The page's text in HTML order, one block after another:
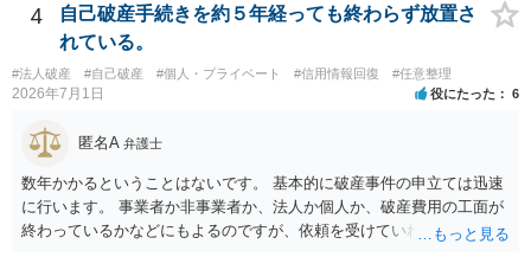
の滞納分を除き，借金を返済する必要がなくなる。 【②の回答】 ・個
人再生・破産ともに，信用情報に事故情報（いわゆるブラックリス
ト）として登録されますので，５年～１０年ほどは新たに借金をする
ことはできません。また，住宅や店舗を借りる際，保証会社の審査も
通らなくなるため，保証人を立てて契約する必要がある場合がありま
す。 ・ご家族名義の財産を処分する必要はありません。 ・個人再生・
破産ともに，返済が困難な状況に陥っている以上，事業継続は難しい
場合が多いです。もっとも，手続き終了後，新たに事業を行うことは
できます。 ・個人再生・破産ともに，裁判所で手続きを進める際に官
報に掲載されます。そのため，第三者に知られる可能性はゼロではあ
りませんが，官報をチェックしている人はほとんどいないと思われる
4
自己破産手続きを約５年経っても終わらず放置さ
れている。
#法人破産 #自己破産 #個人・プライベート #信用情報回復 #任意整理
2026年7月1日 役にたった 6
匿名A 弁護士
数年かかるということはないです。 基本的に破産事件の申立ては迅速
に行います。 事業者か非事業者か、法人か個人か、破産費用の工面が
終わっているかなどにもよるのですが、依頼を受けていれば責任が発